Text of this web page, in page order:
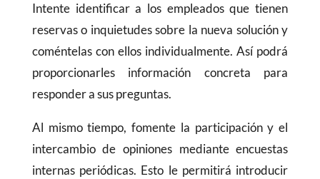
Intente identificar a los empleados que tienen
reservas o inquietudes sobre la nueva solución y
coméntelas con ellos individualmente. Así podrá
proporcionarles información concreta para
responder a sus preguntas.
Al mismo tiempo, fomente la participación y el
intercambio de opiniones mediante encuestas
internas periódicas. Esto le permitirá introducir